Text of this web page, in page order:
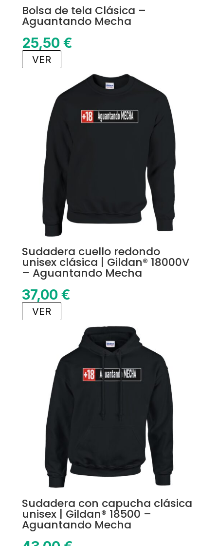
Bolsa de tela Clásica –
Aguantando Mecha
25,50 €
VER
Sudadera cuello redondo
unisex clásica | Gildan® 18000V
– Aguantando Mecha
37,00 €
VER
Sudadera con capucha clásica
unisex | Gildan® 18500 –
Aguantando Mecha